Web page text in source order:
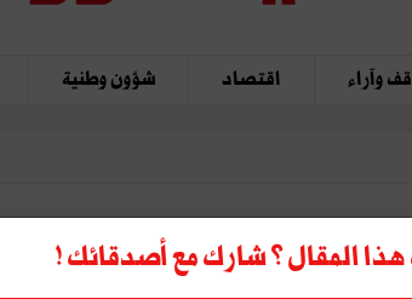
وآراء اقتصاد شؤون وطنية
المقال ؟ شارك مع أصدقائك !